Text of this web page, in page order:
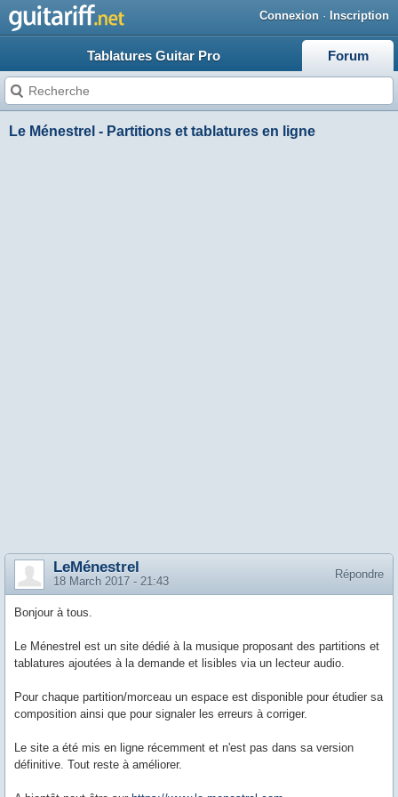
Connexion · Inscription
Tablatures Guitar Pro Forum
Le Ménestrel - Partitions et tablatures en ligne
Répondre
LeMénestrel
18 March 2017 - 21:43
Bonjour à tous.
Le Ménestrel est un site dédié à la musique proposant des partitions et
tablatures ajoutées à la demande et lisibles via un lecteur audio.
Pour chaque partition/morceau un espace est disponible pour étudier sa
composition ainsi que pour signaler les erreurs à corriger.
Le site a été mis en ligne récemment et n'est pas dans sa version
définitive. Tout reste à améliorer.